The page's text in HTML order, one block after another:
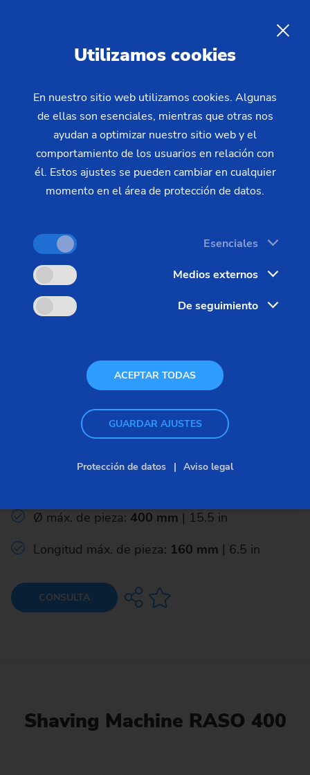
Productos y servicios
Máquinas
Talladoras de engranajes
Afeitadoras RASO 400
Ø máx. de pieza: 400 mm | 15.5 in
Longitud máx. de pieza: 160 mm | 6.5 in
CONSULTA
Shaving Machine RASO 400
Utilizamos cookies
En nuestro sitio web utilizamos cookies. Algunas
de ellas son esenciales, mientras que otras nos
ayudan a optimizar nuestro sitio web y el
comportamiento de los usuarios en relación con
él. Estos ajustes se pueden cambiar en cualquier
momento en el área de protección de datos.
Esenciales
Medios externos
De seguimiento
ACEPTAR TODAS
GUARDAR AJUSTES
Protección de datos Aviso legal